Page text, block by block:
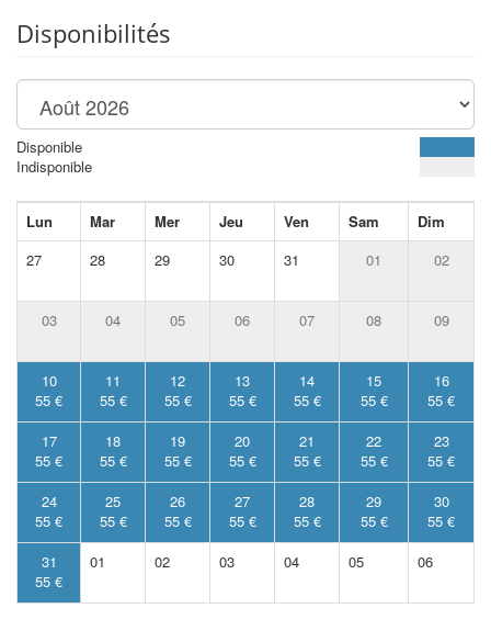
Disponibilités
Disponible
Indisponible
Lun Mar Mer Jeu Ven Sam
Dim
27
28 29 30 31 01 02
03 04 05 06 07 08 09
10
55 €
11
55 €
12
55 €
13
55 €
14
55 €
15
55 €
16
55 €
17
55 €
18
55 €
19
55 €
20
55 €
21
55 €
22
55 €
23
55 €
24
55 €
25
55 €
26
55 €
27
55 €
28
55 €
29
55 €
30
55 €
31
55 €
01 02 03 04 05 06